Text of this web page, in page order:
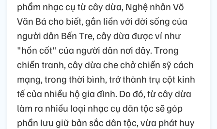
phẩm nhạc cụ từ cây dừa, Nghệ nhân Võ
Văn Bá cho biết, gắn liền với đời sống của
người dân Bến Tre, cây dừa được ví như
"hồn cốt" của người dân nơi đây. Trong
chiến tranh, cây dừa che chở chiến sỹ cách
mạng, trong thời bình, trở thành trụ cột kinh
tế của nhiều hộ gia đình. Do đó, từ cây dừa
làm ra nhiều loại nhạc cụ dân tộc sẽ góp
phần lưu giữ bản sắc dân tộc, vừa phát huy